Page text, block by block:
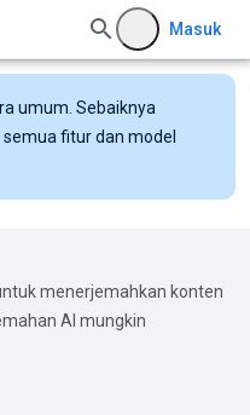
Masuk
umum. Sebaiknya
fitur dan model
menerjemahkan konten
AI mungkin